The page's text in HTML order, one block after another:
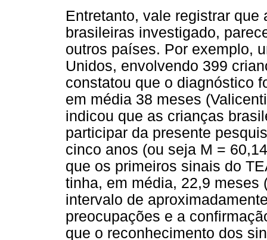
Entretanto, vale registrar
brasileiras investigado,
outros países. Por exemplo,
Unidos, envolvendo 399
constatou que o diagnóstico
em média 38 meses
indicou que as crianças
participar da presente
cinco anos (ou seja M =
que os primeiros sinais do
tinha, em média, 22,9 meses
intervalo de
preocupações e a
que o reconhecimento dos